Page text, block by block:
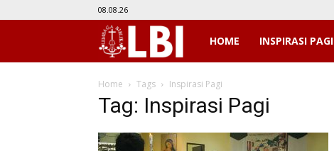
08.08.26
LBIHOME INSPIRASI PAGI
Home Tags Inspirasi Pagi
Tag: Inspirasi Pagi